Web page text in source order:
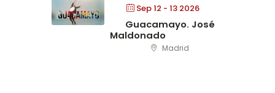
Sep 12 - 13 2026
Guacamayo. José
Maldonado
Madrid